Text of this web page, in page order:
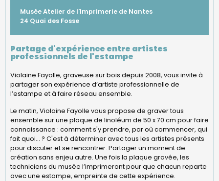
Musée Atelier de l'Imprimerie de Nantes
24 Quai des Fosse
Partage d'expérience entre artistes
professionnels de l'estampe
Violaine Fayolle, graveuse sur bois depuis 2008, vous invite à
partager son expérience d’artiste professionnelle de
l’estampe et à faire réseau ensemble.
Le matin, Violaine Fayolle vous propose de graver tous
ensemble sur une plaque de linoléum de 50 x 70 cm pour faire
connaissance : comment s'y prendre, par où commencer, qui
fait quoi... ? C'est à déterminer avec tous les artistes présents
pour discuter et se rencontrer. Partager un moment de
création sans enjeu autre. Une fois la plaque gravée, les
techniciens du musée l’imprimeront pour que chacun reparte
avec une estampe, empreinte de cette expérience.